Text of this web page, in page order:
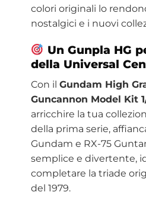
colori originali lo
nostalgici e i nuovi
Un Gunpla HG
della Universal
Con il Gundam High
Guncannon Model Kit
arricchire la tua
della prima serie,
Gundam e RX-75
semplice e divertente,
completare la triade
del 1979.